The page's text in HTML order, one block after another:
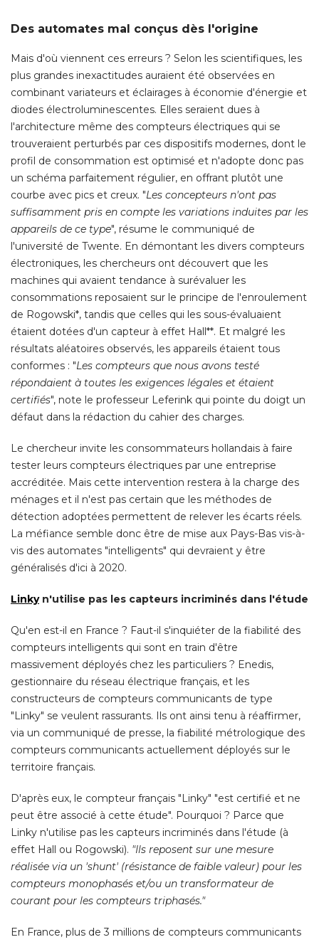
Des automates mal conçus dès l'origine
Mais d'où viennent ces erreurs ? Selon les scientifiques, les
plus grandes inexactitudes auraient été observées en
combinant variateurs et éclairages à économie d'énergie et
diodes électroluminescentes. Elles seraient dues à
l'architecture même des compteurs électriques qui se
trouveraient perturbés par ces dispositifs modernes, dont le
profil de consommation est optimisé et n'adopte donc pas
un schéma parfaitement régulier, en offrant plutôt une
courbe avec pics et creux. "Les concepteurs n'ont pas
suffisamment pris en compte les variations induites par les
appareils de ce type", résume le communiqué de
l'université de Twente. En démontant les divers compteurs
électroniques, les chercheurs ont découvert que les
machines qui avaient tendance à surévaluer les
consommations reposaient sur le principe de l'enroulement
de Rogowski*, tandis que celles qui les sous-évaluaient
étaient dotées d'un capteur à effet Hall**. Et malgré les
résultats aléatoires observés, les appareils étaient tous
conformes : "Les compteurs que nous avons testé
répondaient à toutes les exigences légales et étaient
certifiés", note le professeur Leferink qui pointe du doigt un
défaut dans la rédaction du cahier des charges.
Le chercheur invite les consommateurs hollandais à faire
tester leurs compteurs électriques par une entreprise
accréditée. Mais cette intervention restera à la charge des
ménages et il n'est pas certain que les méthodes de
détection adoptées permettent de relever les écarts réels.
La méfiance semble donc être de mise aux Pays-Bas vis-à-
vis des automates "intelligents" qui devraient y être
généralisés d'ici à 2020.
Linkyn'utilise pas les capteurs incriminés dans l'étude
Qu'en est-il en France ? Faut-il s'inquiéter de la fiabilité des
compteurs intelligents qui sont en train d'être
massivement déployés chez les particuliers ? Enedis,
gestionnaire du réseau électrique français, et les
constructeurs de compteurs communicants de type
"Linky" se veulent rassurants. Ils ont ainsi tenu à réaffirmer,
via un communiqué de presse, la fiabilité métrologique des
compteurs communicants actuellement déployés sur le
territoire français.
D'après eux, le compteur français "Linky" "est certifié et ne
peut être associé à cette étude". Pourquoi ? Parce que
Linky n'utilise pas les capteurs incriminés dans l'étude (à
effet Hall ou Rogowski). "Ils reposent sur une mesure
réalisée via un 'shunt' (résistance de faible valeur) pour les
compteurs monophasés et/ou un transformateur de
courant pour les compteurs triphasés."
En France, plus de 3 millions de compteurs communicants